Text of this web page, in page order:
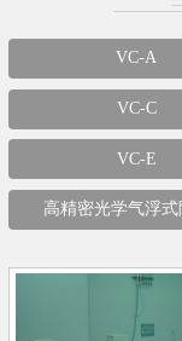
VC-A
VC-C
VC-E
高精密光学气浮